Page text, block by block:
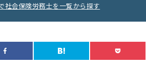
社会保険労務士を一覧から探す